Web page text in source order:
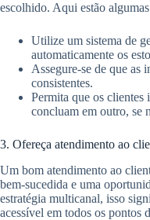
escolhido. Aqui estão
Utilize um sistema de
automaticamente os
Assegure-se de que as
consistentes.
Permita que os clientes
concluam em outro, se
3. Ofereça atendimento ao
Um bom atendimento ao
bem-sucedida e uma
estratégia multicanal, isso
acessível em todos os pontos